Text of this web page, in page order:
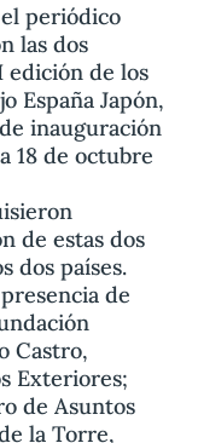
periódico
las dos
edición de los
España Japón,
inauguración
18 de octubre
de estas dos
dos países.
de
Castro,
Exteriores;
de Asuntos
la Torre,